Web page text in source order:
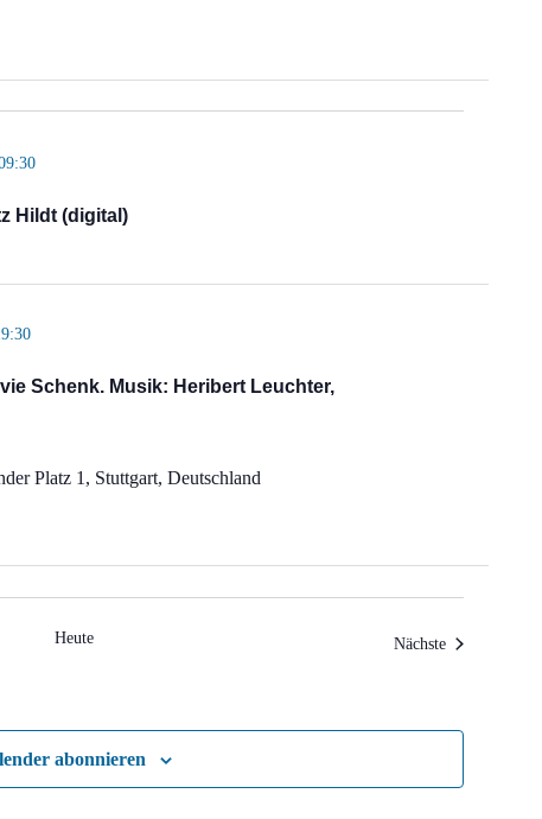
Hildt (digital)
Schenk. Musik: Heribert Leuchter,
Platz 1, Stuttgart, Deutschland
Heute NächsteVeranstaltungen
abonnieren